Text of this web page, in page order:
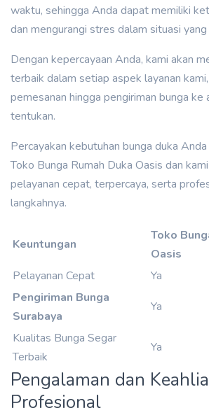
waktu, sehingga Anda dapat memiliki
dan mengurangi stres dalam situasi yang
Dengan kepercayaan Anda, kami akan
terbaik dalam setiap aspek layanan
pemesanan hingga pengiriman bunga ke
tentukan.
Percayakan kebutuhan bunga duka
Toko Bunga Rumah Duka Oasis dan
pelayanan cepat, terpercaya, serta
langkahnya.
Keuntungan
Toko
Oasis
Pelayanan Cepat
Ya
Pengiriman Bunga
Surabaya
Ya
Kualitas Bunga Segar
Terbaik
Ya
Pengalaman dan
Profesional